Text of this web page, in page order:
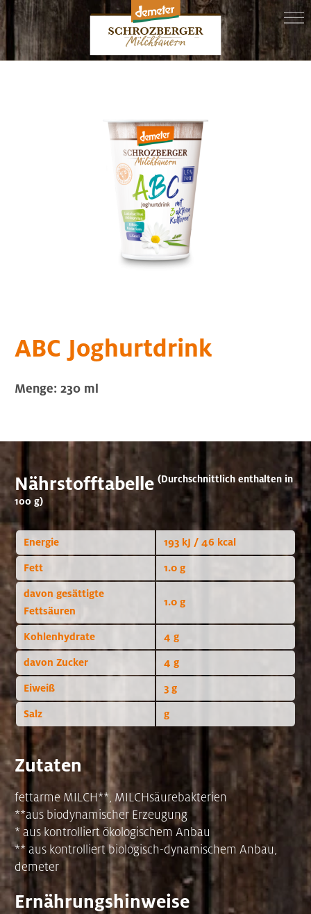
ABC Joghurtdrink
Menge: 230 ml
Nährstofftabelle (Durchschnittlich enthalten in
100 g)
Energie 193 kJ / 46 kcal
Fett 1.0 g
davon gesättigte
Fettsäuren
1.0 g
Kohlenhydrate 4 g
davon Zucker 4 g
Eiweiß 3 g
Salz g
Zutaten
fettarme MILCH**, MILCHsäurebakterien
**aus biodynamischer Erzeugung
* aus kontrolliert ökologischem Anbau
** aus kontrolliert biologisch-dynamischem Anbau,
demeter
Ernährungshinweise